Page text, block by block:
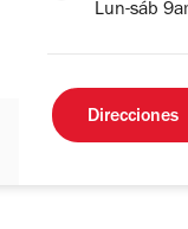
Lun-sáb
Direcciones